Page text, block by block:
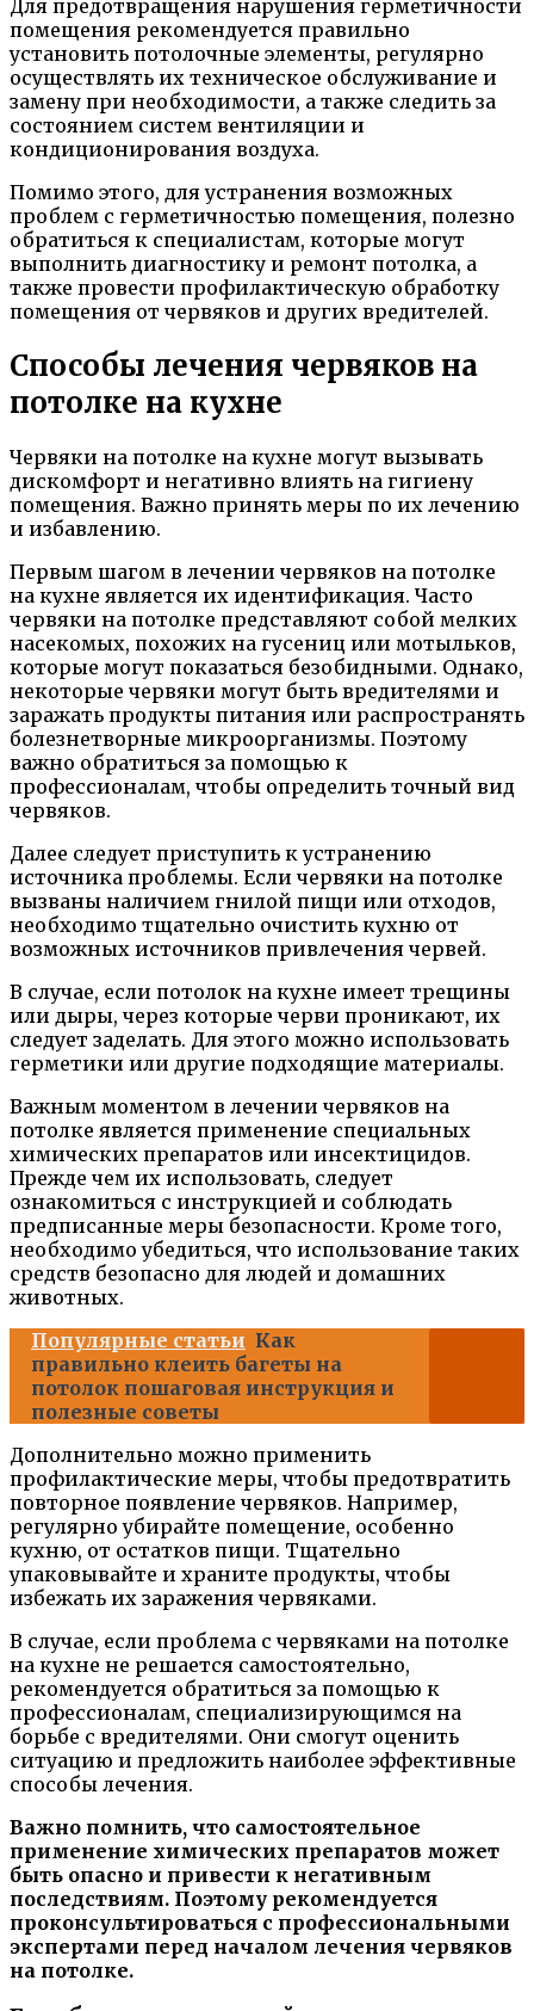
Для предотвращения нарушения герметичности
помещения рекомендуется правильно
установить потолочные элементы, регулярно
осуществлять их техническое обслуживание и
замену при необходимости, а также следить за
состоянием систем вентиляции и
кондиционирования воздуха.
Помимо этого, для устранения возможных
проблем с герметичностью помещения, полезно
обратиться к специалистам, которые могут
выполнить диагностику и ремонт потолка, а
также провести профилактическую обработку
помещения от червяков и других вредителей.
Способы лечения червяков на
потолке на кухне
Червяки на потолке на кухне могут вызывать
дискомфорт и негативно влиять на гигиену
помещения. Важно принять меры по их лечению
и избавлению.
Первым шагом в лечении червяков на потолке
на кухне является их идентификация. Часто
червяки на потолке представляют собой мелких
насекомых, похожих на гусениц или мотыльков,
которые могут показаться безобидными. Однако,
некоторые червяки могут быть вредителями и
заражать продукты питания или распространять
болезнетворные микроорганизмы. Поэтому
важно обратиться за помощью к
профессионалам, чтобы определить точный вид
червяков.
Далее следует приступить к устранению
источника проблемы. Если червяки на потолке
вызваны наличием гнилой пищи или отходов,
необходимо тщательно очистить кухню от
возможных источников привлечения червей.
В случае, если потолок на кухне имеет трещины
или дыры, через которые черви проникают, их
следует заделать. Для этого можно использовать
герметики или другие подходящие материалы.
Важным моментом в лечении червяков на
потолке является применение специальных
химических препаратов или инсектицидов.
Прежде чем их использовать, следует
ознакомиться с инструкцией и соблюдать
предписанные меры безопасности. Кроме того,
необходимо убедиться, что использование таких
средств безопасно для людей и домашних
животных.
Популярные статьи Как
правильно клеить багеты на
потолок пошаговая инструкция и
полезные советы
Дополнительно можно применить
профилактические меры, чтобы предотвратить
повторное появление червяков. Например,
регулярно убирайте помещение, особенно
кухню, от остатков пищи. Тщательно
упаковывайте и храните продукты, чтобы
избежать их заражения червяками.
В случае, если проблема с червяками на потолке
на кухне не решается самостоятельно,
рекомендуется обратиться за помощью к
профессионалам, специализирующимся на
борьбе с вредителями. Они смогут оценить
ситуацию и предложить наиболее эффективные
способы лечения.
Важно помнить, что самостоятельное
применение химических препаратов может
быть опасно и привести к негативным
последствиям. Поэтому рекомендуется
проконсультироваться с профессиональными
экспертами перед началом лечения червяков
на потолке.